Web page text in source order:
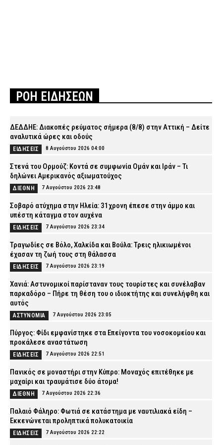
ΡΟΗ ΕΙΔΗΣΕΩΝ
ΔΕΔΔΗΕ: Διακοπές ρεύματος σήμερα (8/8) στην Αττική – Δείτε
αναλυτικά ώρες και οδούς
ΕΙΔΗΣΕΙΣ 8 Αυγούστου 2026 04:00
Στενά του Ορμούζ: Κοντά σε συμφωνία Ομάν και Ιράν – Τι
δηλώνει Αμερικανός αξιωματούχος
ΔΙΕΘΝΗ 7 Αυγούστου 2026 23:48
Σοβαρό ατύχημα στην Ηλεία: 31χρονη έπεσε στην άμμο και
υπέστη κάταγμα στον αυχένα
ΕΙΔΗΣΕΙΣ 7 Αυγούστου 2026 23:34
Τραγωδίες σε Βόλο, Χαλκίδα και Βούλα: Τρεις ηλικιωμένοι
έχασαν τη ζωή τους στη θάλασσα
ΕΙΔΗΣΕΙΣ 7 Αυγούστου 2026 23:19
Χανιά: Αστυνομικοί παρίσταναν τους τουρίστες και συνέλαβαν
παρκαδόρο – Πήρε τη θέση του ο ιδιοκτήτης και συνελήφθη και
αυτός
ΑΣΤΥΝΟΜΙΑ 7 Αυγούστου 2026 23:05
Πύργος: Φίδι εμφανίστηκε στα Επείγοντα του νοσοκομείου και
προκάλεσε αναστάτωση
ΕΙΔΗΣΕΙΣ 7 Αυγούστου 2026 22:51
Πανικός σε μοναστήρι στην Κύπρο: Μοναχός επιτέθηκε με
μαχαίρι και τραυμάτισε δύο άτομα!
ΔΙΕΘΝΗ 7 Αυγούστου 2026 22:36
Παλαιό Φάληρο: Φωτιά σε κατάστημα με ναυτιλιακά είδη –
Εκκενώνεται προληπτικά πολυκατοικία
ΕΙΔΗΣΕΙΣ 7 Αυγούστου 2026 22:22